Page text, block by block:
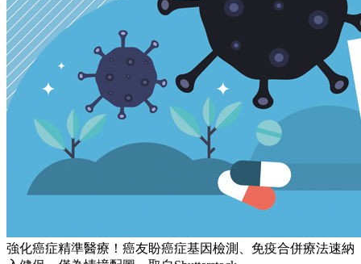
強化癌症精準醫療！癌友盼癌症基因檢測、免疫合併療法速納